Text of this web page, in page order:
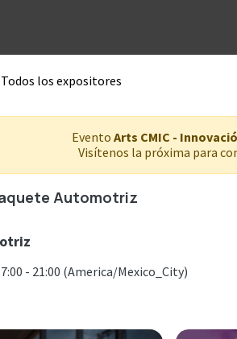
Todos los expositores
EventoArts CMIC -
Visítenos la próxima para
Automotriz
- 21:00 (America/Mexico_City)